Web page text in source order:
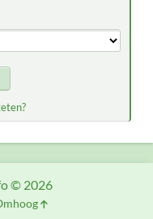
© 2026